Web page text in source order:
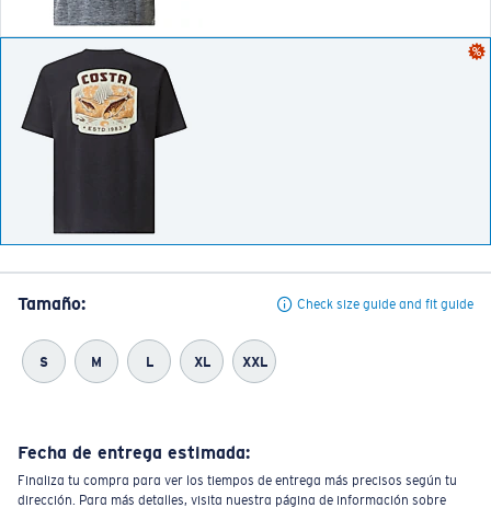
Tamaño: Check size guide and fit guide
S M L XL XXL
Fecha de entrega estimada:
Finaliza tu compra para ver los tiempos de entrega más precisos según tu
dirección. Para más detalles, visita nuestra página de información sobre